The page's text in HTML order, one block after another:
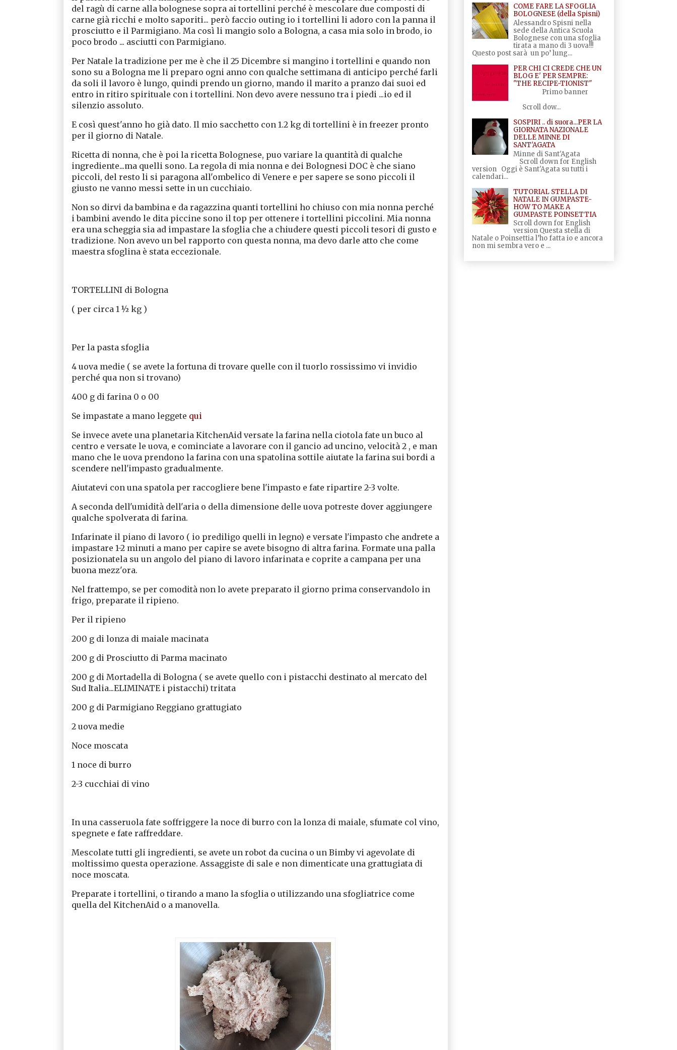
del ragù di carne alla bolognese sopra ai tortellini perché è mescolare due composti di
carne già ricchi e molto saporiti... però faccio outing io i tortellini li adoro con la panna il
prosciutto e il Parmigiano. Ma così li mangio solo a Bologna, a casa mia solo in brodo, io
poco brodo ... asciutti con Parmigiano.
Per Natale la tradizione per me è che il 25 Dicembre si mangino i tortellini e quando non
sono su a Bologna me li preparo ogni anno con qualche settimana di anticipo perché farli
da soli il lavoro è lungo, quindi prendo un giorno, mando il marito a pranzo dai suoi ed
entro in ritiro spirituale con i tortellini. Non devo avere nessuno tra i piedi ...io ed il
silenzio assoluto.
E così quest'anno ho già dato. Il mio sacchetto con 1.2 kg di tortellini è in freezer pronto
per il giorno di Natale.
Ricetta di nonna, che è poi la ricetta Bolognese, puo variare la quantità di qualche
ingrediente...ma quelli sono. La regola di mia nonna e dei Bolognesi DOC è che siano
piccoli, del resto li si paragona all'ombelico di Venere e per sapere se sono piccoli il
giusto ne vanno messi sette in un cucchiaio.
Non so dirvi da bambina e da ragazzina quanti tortellini ho chiuso con mia nonna perché
i bambini avendo le dita piccine sono il top per ottenere i tortellini piccolini. Mia nonna
era una scheggia sia ad impastare la sfoglia che a chiudere questi piccoli tesori di gusto e
tradizione. Non avevo un bel rapporto con questa nonna, ma devo darle atto che come
maestra sfoglina è stata eccezionale.
TORTELLINI di Bologna
( per circa 1 ½ kg )
Per la pasta sfoglia
4 uova medie ( se avete la fortuna di trovare quelle con il tuorlo rossissimo vi invidio
perché qua non si trovano)
400 g di farina 0 o 00
Se impastate a mano leggete qui
Se invece avete una planetaria KitchenAid versate la farina nella ciotola fate un buco al
centro e versate le uova, e cominciate a lavorare con il gancio ad uncino, velocità 2 , e man
mano che le uova prendono la farina con una spatolina sottile aiutate la farina sui bordi a
scendere nell'impasto gradualmente.
Aiutatevi con una spatola per raccogliere bene l'impasto e fate ripartire 2-3 volte.
A seconda dell'umidità dell'aria o della dimensione delle uova potreste dover aggiungere
qualche spolverata di farina.
Infarinate il piano di lavoro ( io prediligo quelli in legno) e versate l'impasto che andrete a
impastare 1-2 minuti a mano per capire se avete bisogno di altra farina. Formate una palla
posizionatela su un angolo del piano di lavoro infarinata e coprite a campana per una
buona mezz'ora.
Nel frattempo, se per comodità non lo avete preparato il giorno prima conservandolo in
frigo, preparate il ripieno.
Per il ripieno
200 g di lonza di maiale macinata
200 g di Prosciutto di Parma macinato
200 g di Mortadella di Bologna ( se avete quello con i pistacchi destinato al mercato del
Sud Italia...ELIMINATE i pistacchi) tritata
200 g di Parmigiano Reggiano grattugiato
2 uova medie
Noce moscata
1 noce di burro
2-3 cucchiai di vino
In una casseruola fate soffriggere la noce di burro con la lonza di maiale, sfumate col vino,
spegnete e fate raffreddare.
Mescolate tutti gli ingredienti, se avete un robot da cucina o un Bimby vi agevolate di
moltissimo questa operazione. Assaggiste di sale e non dimenticate una grattugiata di
noce moscata.
Preparate i tortellini, o tirando a mano la sfoglia o utilizzando una sfogliatrice come
quella del KitchenAid o a manovella.
COME FARE LA SFOGLIA
BOLOGNESE (della Spisni)
Alessandro Spisni nella
sede della Antica Scuola
Bolognese con una sfoglia
tirata a mano di 3 uova!!!
Questo post sarà un po’ lung...
PER CHI CI CREDE CHE UN
BLOG E' PER SEMPRE:
"THE RECIPE-TIONIST"
Primo banner
Scroll dow...
SOSPIRI .. di suora...PER LA
GIORNATA NAZIONALE
DELLE MINNE DI
SANT'AGATA
Minne di Sant'Agata
Scroll down for English
version Oggi è Sant'Agata su tutti i
calendari...
TUTORIAL STELLA DI
NATALE IN GUMPASTE-
HOW TO MAKE A
GUMPASTE POINSETTIA
Scroll down for English
version Questa stella di
Natale o Poinsettia l’ho fatta io e ancora
non mi sembra vero e ...